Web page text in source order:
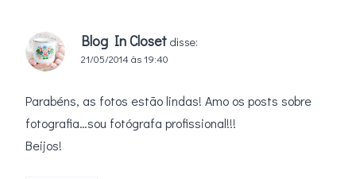
Blog In Closet disse:
21/05/2014 às 19:40
Parabéns, as fotos estão lindas! Amo os posts sobre
fotografia…sou fotógrafa profissional!!!
Beijos!